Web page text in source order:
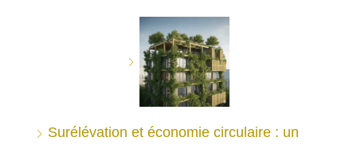
Surélévation et économie circulaire : un